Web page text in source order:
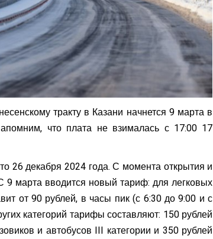
тракту в Казани начнется 9 марта в
что плата не взималась с 17:00 17
26 декабря 2024 года. С момента открытия и
марта вводится новый тариф: для легковых
от 90 рублей, в часы пик (с 6:30 до 9:00 и с
категорий тарифы составляют: 150 рублей
и автобусов III категории и 350 рублей